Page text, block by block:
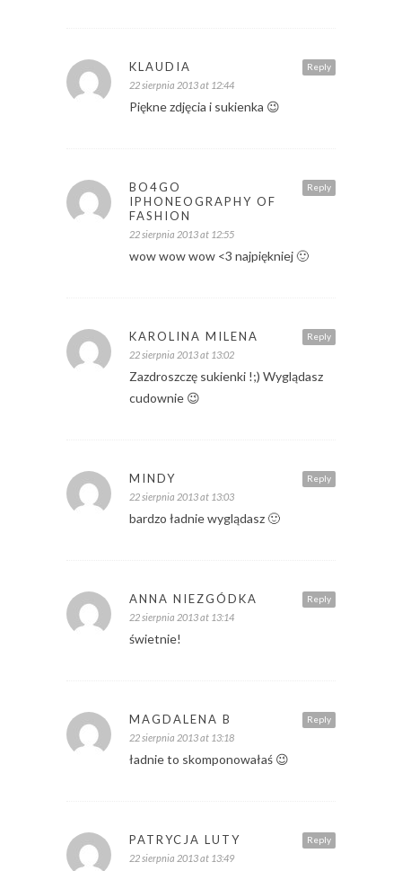
Reply
KLAUDIA
22 sierpnia 2013 at 12:44
Piękne zdjęcia i sukienka 😉
Reply
BO4GO
IPHONEOGRAPHY OF
FASHION
22 sierpnia 2013 at 12:55
wow wow wow <3 najpiękniej 🙂
Reply
KAROLINA MILENA
22 sierpnia 2013 at 13:02
Zazdroszczę sukienki !;) Wyglądasz
cudownie 😉
Reply
MINDY
22 sierpnia 2013 at 13:03
bardzo ładnie wyglądasz 🙂
Reply
ANNA NIEZGÓDKA
22 sierpnia 2013 at 13:14
świetnie!
Reply
MAGDALENA B
22 sierpnia 2013 at 13:18
ładnie to skomponowałaś 😉
Reply
PATRYCJA LUTY
22 sierpnia 2013 at 13:49